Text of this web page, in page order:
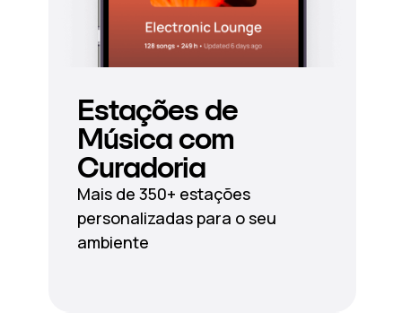
Estações de
Música com
Curadoria
Mais de 350+ estações
personalizadas para o seu
ambiente